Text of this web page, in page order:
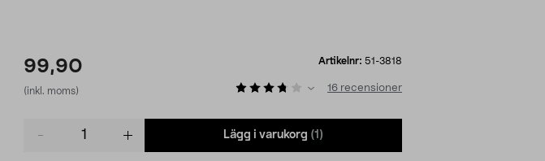
99,90
(inkl. moms)
Artikelnr: 51-3818
16 recensioner
Lägg i varukorg (1)